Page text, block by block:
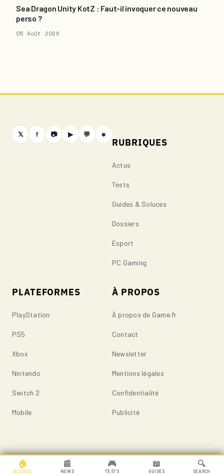
Sea Dragon Unity KotZ : Faut-il invoquer ce nouveau
perso ?
05 Août 2026
𝕏 f 📷 ▶ 💬 ⎈
RUBRIQUES
Actus
Tests
Guides & Soluces
Dossiers
Esport
PC Gaming
PLATEFORMES
PlayStation
PS5
Xbox
Nintendo
Switch 2
Mobile
À PROPOS
À propos de Game.fr
Contact
Newsletter
Mentions légales
Confidentialité
Publicité
© 2026 Game.fr — Tous droits réservés.
🏠
ACCUEIL
📰
NEWS
🎮
TESTS
📖
GUIDES
🔍
SEARCH